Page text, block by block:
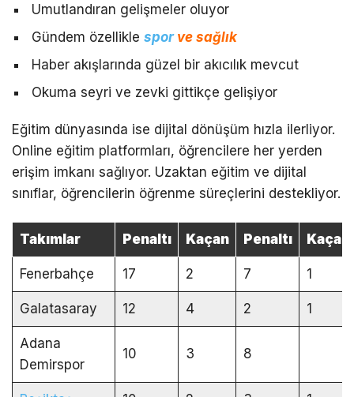
Umutlandıran gelişmeler oluyor
Gündem özellikle sporve sağlık
Haber akışlarında güzel bir akıcılık mevcut
Okuma seyri ve zevki gittikçe gelişiyor
Eğitim dünyasında ise dijital dönüşüm hızla ilerliyor.
Online eğitim platformları, öğrencilere her yerden
erişim imkanı sağlıyor. Uzaktan eğitim ve dijital
sınıflar, öğrencilerin öğrenme süreçlerini destekliyor.
Takımlar Penaltı Kaçan Penaltı Kaçan
Fenerbahçe 17 2 7 1
Galatasaray 12 4 2 1
Adana
Demirspor
10 3 8